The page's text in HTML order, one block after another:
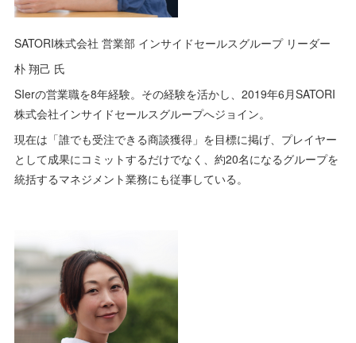
SATORI株式会社 営業部 インサイドセールスグループ リーダー
朴 翔己 氏
SIerの営業職を8年経験。その経験を活かし、2019年6月SATORI
株式会社インサイドセールスグループへジョイン。
現在は「誰でも受注できる商談獲得」を目標に掲げ、プレイヤー
として成果にコミットするだけでなく、約20名になるグループを
統括するマネジメント業務にも従事している。